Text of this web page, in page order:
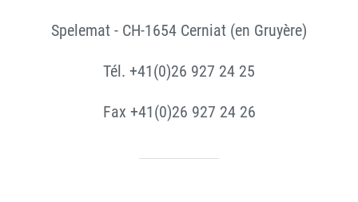
Spelemat - CH-1654 Cerniat (en Gruyère)
Tél. +41(0)26 927 24 25
Fax +41(0)26 927 24 26